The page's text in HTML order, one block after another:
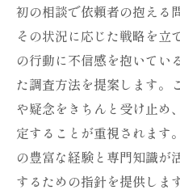
初の相談で依頼者の抱える
その状況に応じた戦略を立
の行動に不信感を抱いてい
た調査方法を提案します。
や疑念をきちんと受け止め
定することが重視されます
の豊富な経験と専門知識が
するための指針を提供しま